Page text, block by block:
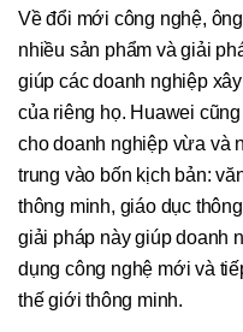
Về đổi mới công nghệ,
nhiều sản phẩm và giải
giúp các doanh nghiệp
của riêng họ. Huawei
cho doanh nghiệp vừa và
trung vào bốn kịch bản:
thông minh, giáo dục
giải pháp này giúp doanh
dụng công nghệ mới và
thế giới thông minh.